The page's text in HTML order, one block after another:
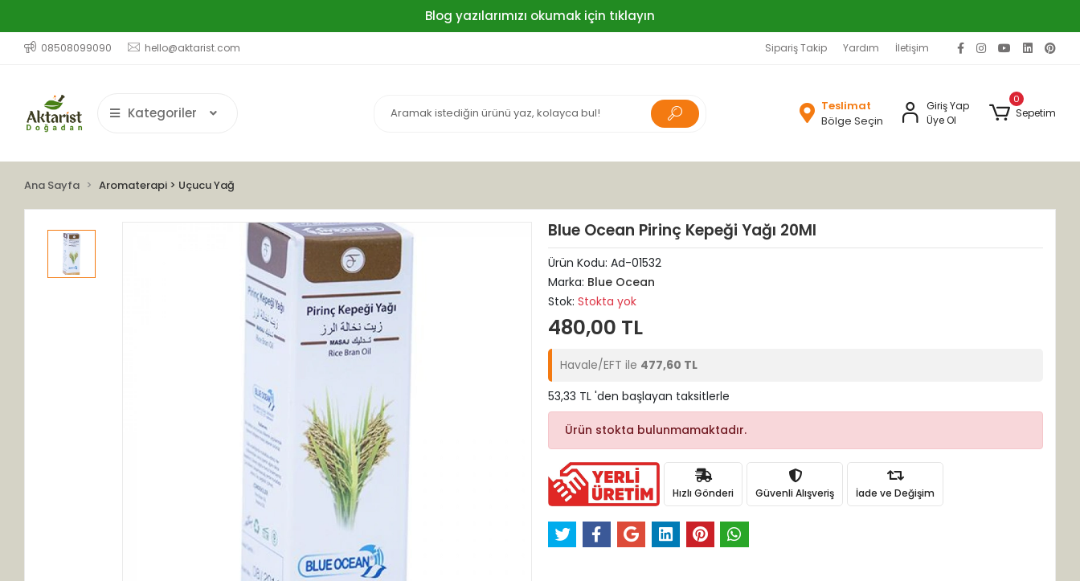
Blog yazılarımızı okumak için tıklayın
08508099090 hello@aktarist.com Sipariş Takip Yardım İletişim
Kategoriler
Teslimat
Bölge Seçin
Giriş Yap
Üye Ol
0
Sepetim
Ana Sayfa Aromaterapi > Uçucu Yağ
Blue Ocean Pirinç Kepeği Yağı 20Ml
Ürün Kodu: Ad-01532
Marka: Blue Ocean
Stok: Stokta yok
480,00 TL
Havale/EFT ile 477,60 TL
53,33 TL 'den başlayan taksitlerle
Ürün stokta bulunmamaktadır.
Hızlı Gönderi Güvenli Alışveriş İade ve Değişim